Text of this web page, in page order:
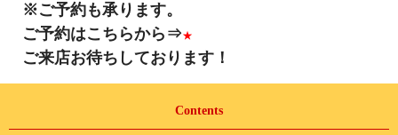
※ご予約も承ります。
ご予約はこちらから⇒★
ご来店お待ちしております！
Contents